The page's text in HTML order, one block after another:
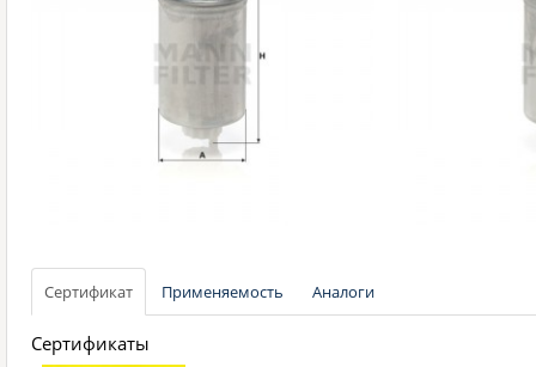
Сертификат Применяемость Аналоги
Сертификаты